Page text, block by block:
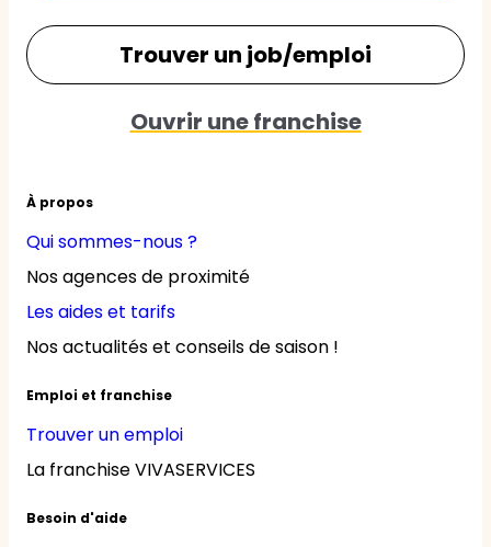
À propos
Qui sommes-nous ?
Nos agences de proximité
Les aides et tarifs
Nos actualités et conseils de saison !
Emploi et franchise
Trouver un emploi
La franchise VIVASERVICES
Besoin d'aide
Trouver un job/emploi
Ouvrir une franchise